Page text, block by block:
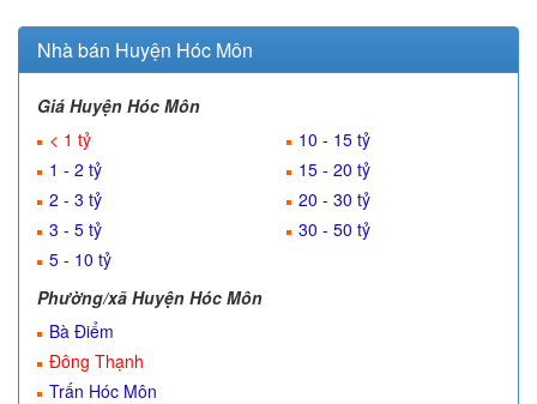
Nhà bán Huyện Hóc Môn
Giá Huyện Hóc Môn
< 1 tỷ
1 - 2 tỷ
2 - 3 tỷ
3 - 5 tỷ
5 - 10 tỷ
10 - 15 tỷ
15 - 20 tỷ
20 - 30 tỷ
30 - 50 tỷ
Phường/xã Huyện Hóc Môn
Bà Điểm
Đông Thạnh
Trấn Hóc Môn